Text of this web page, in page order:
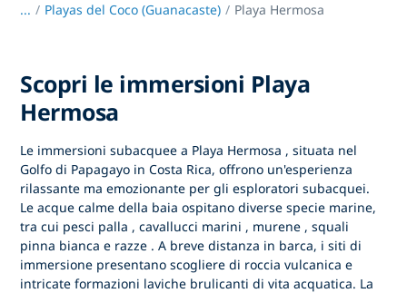
... / Playas del Coco (Guanacaste) Playa Hermosa
Scopri le immersioni Playa
Hermosa
Le immersioni subacquee a Playa Hermosa , situata nel
Golfo di Papagayo in Costa Rica, offrono un'esperienza
rilassante ma emozionante per gli esploratori subacquei.
Le acque calme della baia ospitano diverse specie marine,
tra cui pesci palla ,cavallucci marini , murene ,squali
pinna bianca e razze . A breve distanza in barca, i siti di
immersione presentano scogliere di roccia vulcanica e
intricate formazioni laviche brulicanti di vita acquatica. La